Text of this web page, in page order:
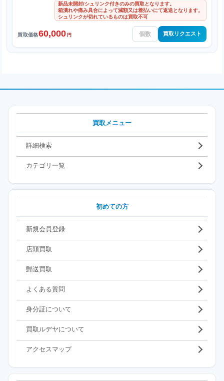
新品未開封/シュリンク付きのみの買取となります。
箱潰れや痛み具合によって減額又は着払いにて返送となります。
シュリンクが切れているものは買取不可
買取価格60,000 円 買取リクエスト
買取メニュー
詳細検索
カテゴリ一覧
初めての方
新規会員登録
店頭買取
郵送買取
よくある質問
身分証について
買取ルデヤについて
アクセスマップ